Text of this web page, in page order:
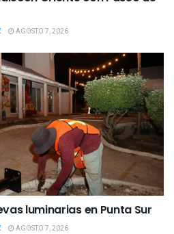
AGOSTO 7, 2026
luminarias en Punta Sur
AGOSTO 7, 2026